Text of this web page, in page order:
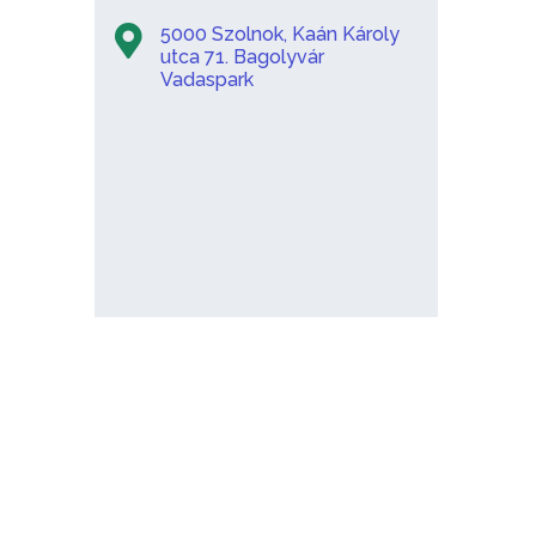
5000 Szolnok, Kaán Károly
utca 71. Bagolyvár
Vadaspark